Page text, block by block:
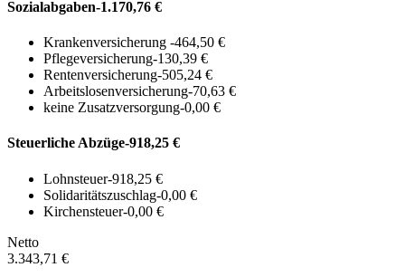
Sozialabgaben-1.170,76 €
Krankenversicherung -464,50 €
Pflegeversicherung-130,39 €
Rentenversicherung-505,24 €
Arbeitslosenversicherung-70,63 €
keine Zusatzversorgung-0,00 €
Steuerliche Abzüge-918,25 €
Lohnsteuer-918,25 €
Solidaritätszuschlag-0,00 €
Kirchensteuer-0,00 €
Netto
3.343,71 €